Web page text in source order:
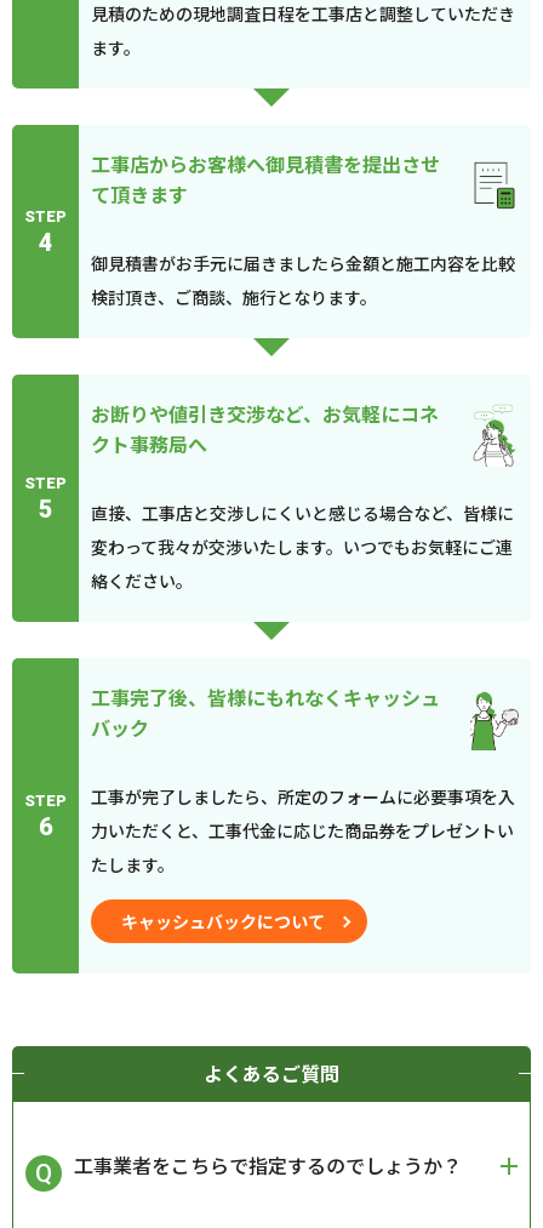
見積のための現地調査日程を工事店と調整していただき
ます。
STEP
4
工事店からお客様へ御見積書を提出させ
て頂きます
御見積書がお手元に届きましたら金額と施工内容を比較
検討頂き、ご商談、施行となります。
STEP
5
お断りや値引き交渉など、お気軽にコネ
クト事務局へ
直接、工事店と交渉しにくいと感じる場合など、皆様に
変わって我々が交渉いたします。いつでもお気軽にご連
絡ください。
STEP
6
工事完了後、皆様にもれなくキャッシュ
バック
工事が完了しましたら、所定のフォームに必要事項を入
力いただくと、工事代金に応じた商品券をプレゼントい
たします。
キャッシュバックについて
よくあるご質問
工事業者をこちらで指定するのでしょうか？